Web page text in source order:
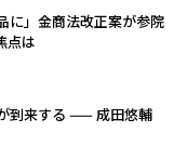
に」金商法改正案が参院
点は
到来する —— 成田悠輔